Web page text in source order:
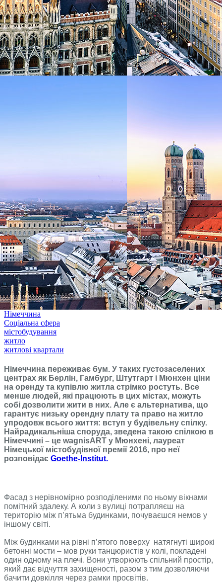
Німеччина
Соціальна сфера
містобудування
житло
житлові квартали
Німеччина переживає бум. У таких густозаселених
центрах як Берлін, Гамбург, Штутгарт і Мюнхен ціни
на оренду та купівлю житла стрімко ростуть. Все
менше людей, які працюють в цих містах, можуть
собі дозволити жити в них. Але є альтернатива, що
гарантує низьку орендну плату та право на житло
упродовж всього життя: вступ у будівельну спілку.
Найрадикальніша споруда, зведена такою спілкою в
Німеччині – це wagnisART у Мюнхені, лауреат
Німецької містобудівної премії 2016, про неї
розповідає Goethe-Institut.
Фасад з нерівномірно розподіленими по ньому вікнами
помітний здалеку. А коли з вулиці потрапляєш на
територію між п’ятьма будинками, почуваєшся немов у
іншому світі.
Між будинками на рівні п’ятого поверху натягнуті широкі
бетонні мости – мов руки танцюристів у колі, покладені
один одному на плечі. Вони утворюють спільний простір,
який дає відчуття захищеності, разом з тим дозволяючи
бачити довкілля через рамки просвітів.